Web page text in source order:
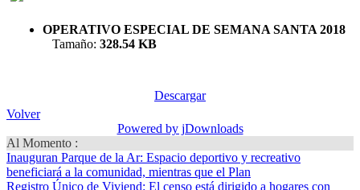
OPERATIVO ESPECIAL DE SEMANA SANTA 2018
Tamaño: 328.54 KB
Descargar
Volver
Powered by jDownloads
Al Momento :
Inauguran Parque de la Ar: Espacio deportivo y recreativo
beneficiará a la comunidad, mientras que el Plan
Registro Único de Viviend: El censo está dirigido a hogares con